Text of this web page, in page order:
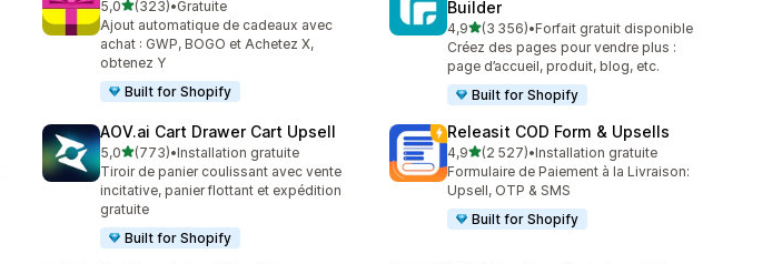
5,0étoile(s) sur 5
(323)
323 avis au total
•Gratuite
Ajout automatique de cadeaux avec
achat : GWP, BOGO et Achetez X,
obtenez Y
Built for Shopify
Builder
4,9étoile(s) sur 5
(3 356)
3356 avis au total
•Forfait gratuit disponible
Créez des pages pour vendre plus :
page d’accueil, produit, blog, etc.
Built for Shopify
AOV.ai Cart Drawer Cart Upsell
5,0étoile(s) sur 5
(773)
773 avis au total
•Installation gratuite
Tiroir de panier coulissant avec vente
incitative, panier flottant et expédition
gratuite
Built for Shopify
Releasit COD Form & Upsells
4,9étoile(s) sur 5
(2 527)
2527 avis au total
•Installation gratuite
Formulaire de Paiement à la Livraison:
Upsell, OTP & SMS
Built for Shopify